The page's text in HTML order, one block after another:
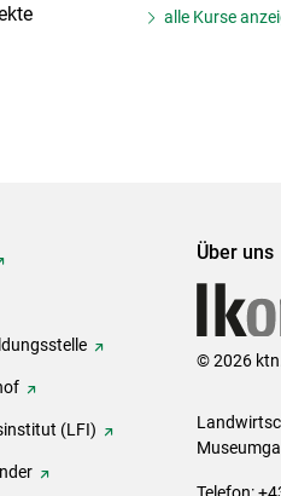
alle Kurse
(LFI)
Über uns
© 2026